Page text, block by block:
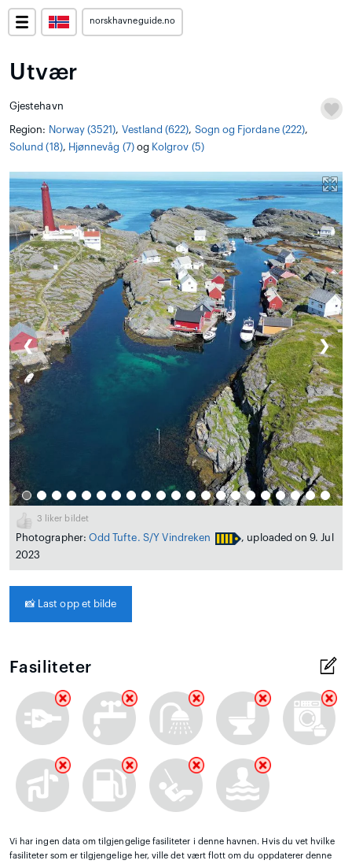
norskhavneguide.no
Utvær
Gjestehavn
Region: Norway (3521), Vestland (622), Sogn og Fjordane (222),
Solund (18), Hjønnevåg (7)og Kolgrov (5)
❮ ❯
3 liker bildet
Photographer: Odd Tufte. S/Y Vindreken
, uploaded on 9. Jul
2023
📸 Last opp et bilde
Fasiliteter
Vi har ingen data om tilgjengelige fasiliteter i denne havnen. Hvis du vet hvilke
fasiliteter som er tilgjengelige her, ville det vært flott om du oppdaterer denne